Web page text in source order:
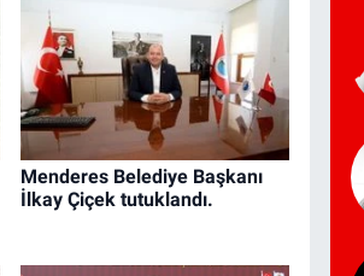
Menderes Belediye Başkanı
İlkay Çiçek tutuklandı.